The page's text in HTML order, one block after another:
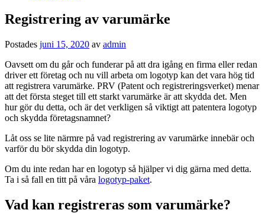
Registrering av varumärke
Postades juni 15, 2020 av admin
Oavsett om du går och funderar på att dra igång en firma eller redan
driver ett företag och nu vill arbeta om logotyp kan det vara hög tid
att registrera varumärke. PRV (Patent och registreringsverket) menar
att det första steget till ett starkt varumärke är att skydda det. Men
hur gör du detta, och är det verkligen så viktigt att patentera logotyp
och skydda företagsnamnet?
Låt oss se lite närmre på vad registrering av varumärke innebär och
varför du bör skydda din logotyp.
Om du inte redan har en logotyp så hjälper vi dig gärna med detta.
Ta i så fall en titt på våra logotyp-paket.
Vad kan registreras som varumärke?